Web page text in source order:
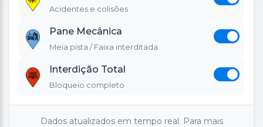
Acidentes e colisões
Pane Mecânica
Meia pista / Faixa interditada
Interdição Total
Bloqueio completo
Dados atualizados em tempo real. Para mais